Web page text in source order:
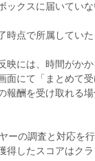
ックスに届いていな
時点で所属してい
映には、時間がかか
面にて「まとめて
報酬を受け取れる場
ーの調査と対応を
得したスコアはク